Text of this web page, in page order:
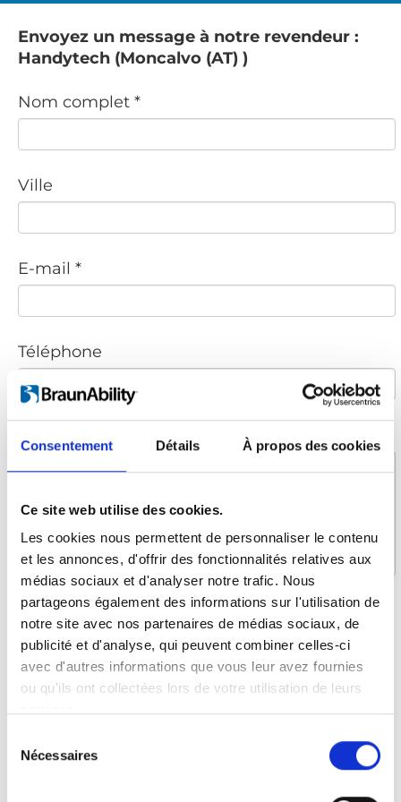
Consentement Détails À propos des cookies
Ce site web utilise des cookies.
Les cookies nous permettent de personnaliser le contenu
et les annonces, d'offrir des fonctionnalités relatives aux
médias sociaux et d'analyser notre trafic. Nous
partageons également des informations sur l'utilisation de
notre site avec nos partenaires de médias sociaux, de
publicité et d'analyse, qui peuvent combiner celles-ci
avec d'autres informations que vous leur avez fournies
ou qu'ils ont collectées lors de votre utilisation de leurs
Nécessaires
Envoyez un message à notre revendeur :
Handytech (Moncalvo (AT) )
Nom complet *
Ville
E-mail *
Téléphone
Qu’est-ce qui vous intéresse ?
Assise dans le véhicule
Levage et arrimage
Conduite autonome
Planchers et Sièges